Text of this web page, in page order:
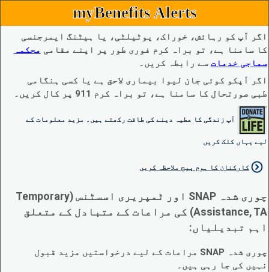
myBenefits Alerts
اگر آپ کو رہائش، خوراک، یوٹیلٹی، یا ہیٹنگ ایمرجنسی
کا سامنا ہے، تو براہ کرم فوری طور پر اپنے مقامی محکمہ
سماجی خدمات سے رابطہ کریں۔
اگر آپکو کوئی جان لیوا بیماری لاحق ہے یا کسی ہنگامی
طبی صورتحال کا سامنا ہے، تو براہ کرم 911 پر کال کریں۔
آپ زندگی کا عطیہ دینے کی طاقت رکھتے ہیں۔ مزید معلومات کے
لیے یہاں کلک کریں
کارکنان کا ہوم پیج ملاحظہ کریں
چوری شدہ SNAP اور ٹمپریری اسسٹنس (Temporary
Assistance, TA) کی مراعات کے متبادل کے متعلق
اہم تبدیلیاں:
چوری شدہ SNAP مراعات کے لیے درخواستیں مزید قبول
نہیں کی جا رہی ہیں۔